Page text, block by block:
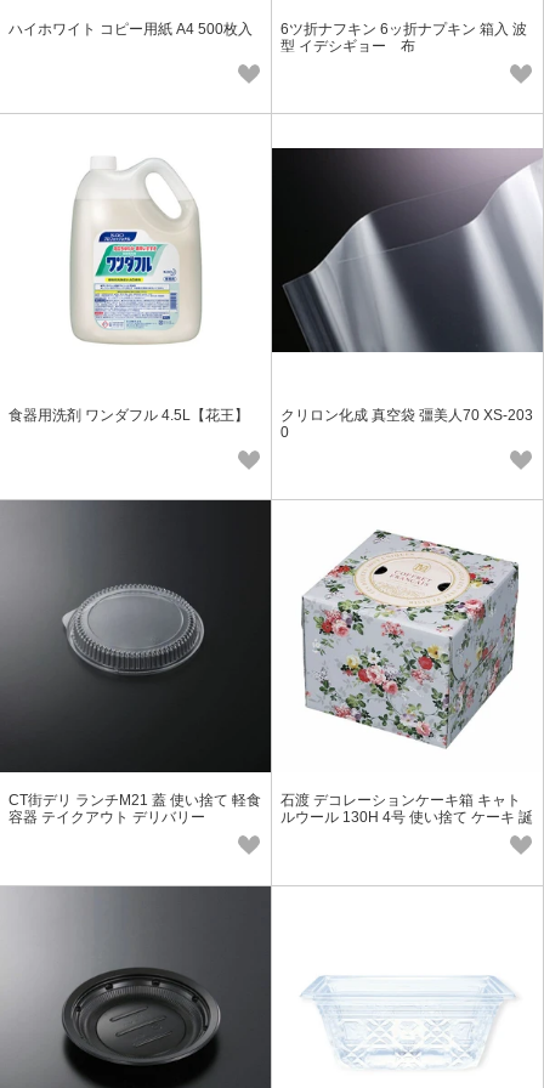
ハイホワイト コピー用紙 A4 500枚入
6ツ折ナフキン 6ッ折ナプキン 箱入 波
型 イデシギョー 布
食器用洗剤 ワンダフル 4.5L【花王】
クリロン化成 真空袋 彊美人70 XS-203
0
CT街デリ ランチM21 蓋 使い捨て 軽食
容器 テイクアウト デリバリー
石渡 デコレーションケーキ箱 キャト
ルウール 130H 4号 使い捨て ケーキ 誕